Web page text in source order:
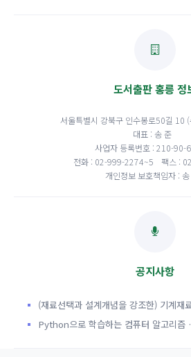
도서출판 홍릉 정
서울특별시 강북구 인수봉로50길 10
대표 : 송 준
사업자 등록번호 : 210-90-
전화 : 02-999-2274~5
팩스 :
개인정보 보호책임자 :
공지사항
(재료선택과 설계개념을 강조한) 기계재
Python으로 학습하는 컴퓨터 알고리